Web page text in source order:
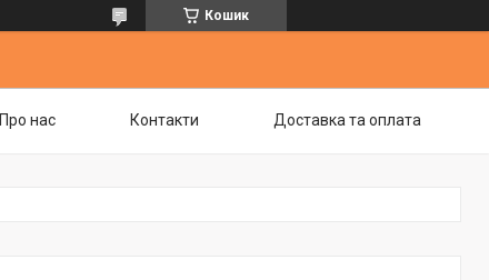
Кошик
Про нас Контакти Доставка та оплата